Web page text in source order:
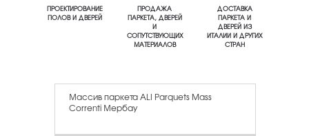
ПРОЕКТИРОВАНИЕ
ПОЛОВ И ДВЕРЕЙ
ПРОДАЖА
ПАРКЕТА, ДВЕРЕЙ
И
СОПУТСТВУЮЩИХ
МАТЕРИАЛОВ
ДОСТАВКА
ПАРКЕТА И
ДВЕРЕЙ ИЗ
ИТАЛИИ И ДРУГИХ
СТРАН
Массив паркета ALI Parquets Mass
Correnti Мербау